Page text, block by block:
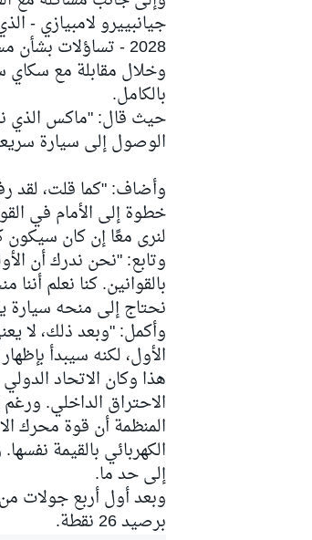
سباقات التحمّل
جيانبييرو لامبيازي -
2028 - تساؤلات بشأن مستقبل سائق ريد بُل.
وخلال مقابلة مع سكاي
بالكامل.
حيث قال: "ماكس الذي
الوصول إلى سيارة
وأضاف: "كما قلت، لقد
خطوة إلى الأمام في
لنرى معًا إن كان سيكون
وتابع: "نحن ندرك أن
بالقوانين. كنا نعلم
نحتاج إلى منحه سيارة
وأكمل: "وبعد ذلك، لا
الأول، لكنه سيبدأ
الاحتراق الداخلي.
الكهربائي بالقيمة
إلى حد ما.
برصيد 26 نقطة.